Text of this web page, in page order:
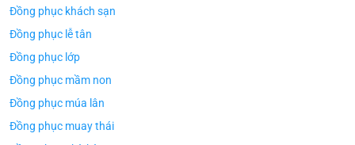
Đồng phục khách sạn
Đồng phục lễ tân
Đồng phục lớp
Đồng phục mầm non
Đồng phục múa lân
Đồng phục muay thái